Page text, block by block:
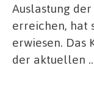
Auslastung
erreichen, hat
erwiesen. Das
der aktuellen